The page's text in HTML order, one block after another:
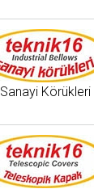
Sanayi Körükleri